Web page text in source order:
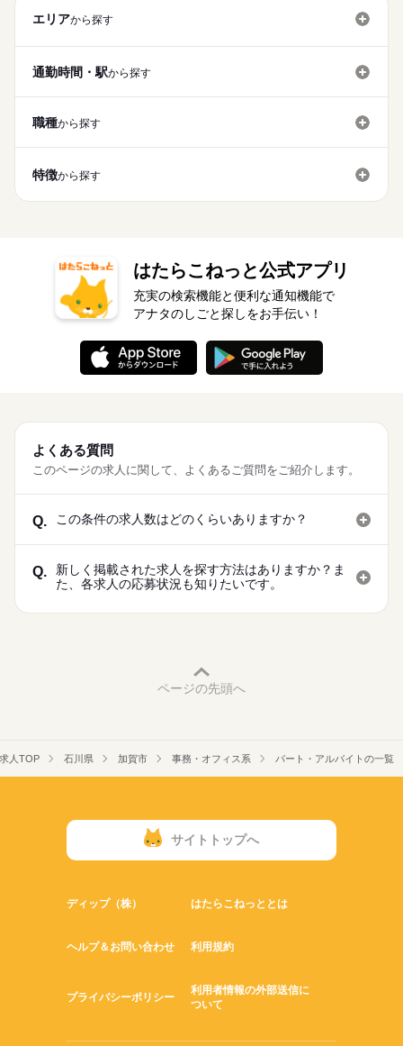
エリアから探す
通勤時間・駅から探す
職種から探す
特徴から探す
はたらこねっと公式アプリ
充実の検索機能と便利な通知機能で
アナタのしごと探しをお手伝い！
よくある質問
このページの求人に関して、よくあるご質問をご紹介します。
Q. この条件の求人数はどのくらいありますか？
Q.
新しく掲載された求人を探す方法はありますか？ま
た、各求人の応募状況も知りたいです。
ページの先頭へ
人TOP 石川県 加賀市 事務・オフィス系 パート・アルバイトの一覧
サイトトップへ
ディップ（株） はたらこねっととは
ヘルプ＆お問い合わせ 利用規約
プライバシーポリシー
利用者情報の外部送信に
ついて